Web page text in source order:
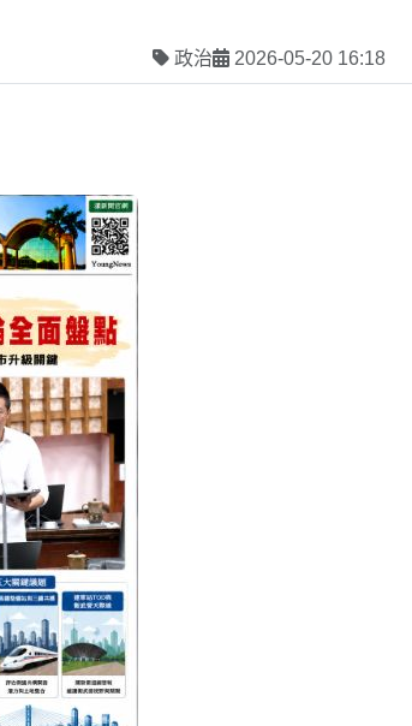
政治 2026-05-20 16:18